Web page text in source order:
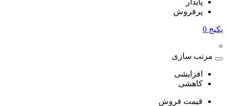
پرفروش
پکیج 0
=
مرتب سازی
افزایشی
کاهشی
قیمت فروش